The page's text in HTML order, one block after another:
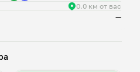
0.0 км от вас
—